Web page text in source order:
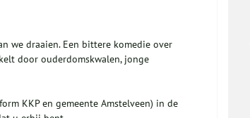
we draaien. Een bittere komedie over
door ouderdomskwalen, jonge
KKP en gemeente Amstelveen) in de